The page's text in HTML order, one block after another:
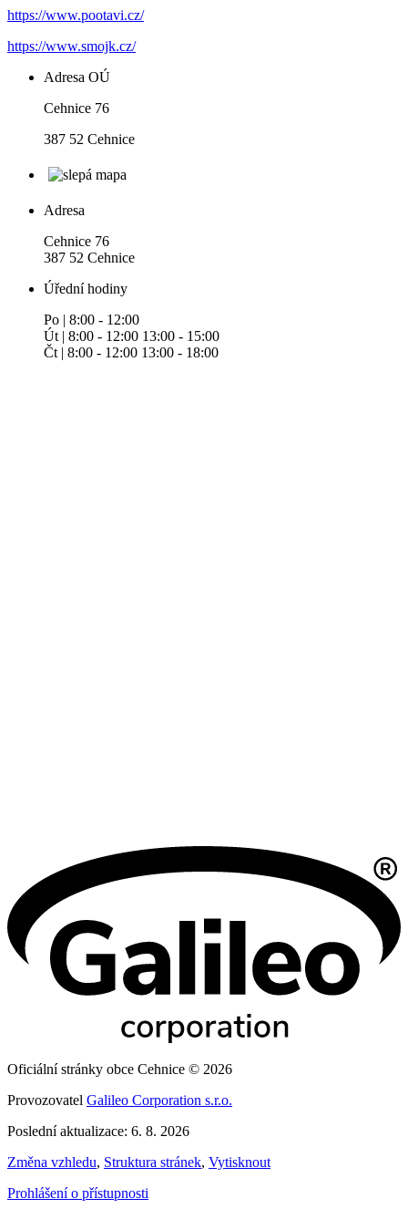
https://www.pootavi.cz/
https://www.smojk.cz/
Adresa OÚ
Cehnice 76
387 52 Cehnice
Adresa
Cehnice 76
387 52 Cehnice
Úřední hodiny
Po | 8:00 - 12:00
Út | 8:00 - 12:00 13:00 - 15:00
Čt | 8:00 - 12:00 13:00 - 18:00
Oficiální stránky obce Cehnice © 2026
Provozovatel Galileo Corporation s.r.o.
Poslední aktualizace: 6. 8. 2026
Změna vzhledu, Struktura stránek, Vytisknout
Prohlášení o přístupnosti